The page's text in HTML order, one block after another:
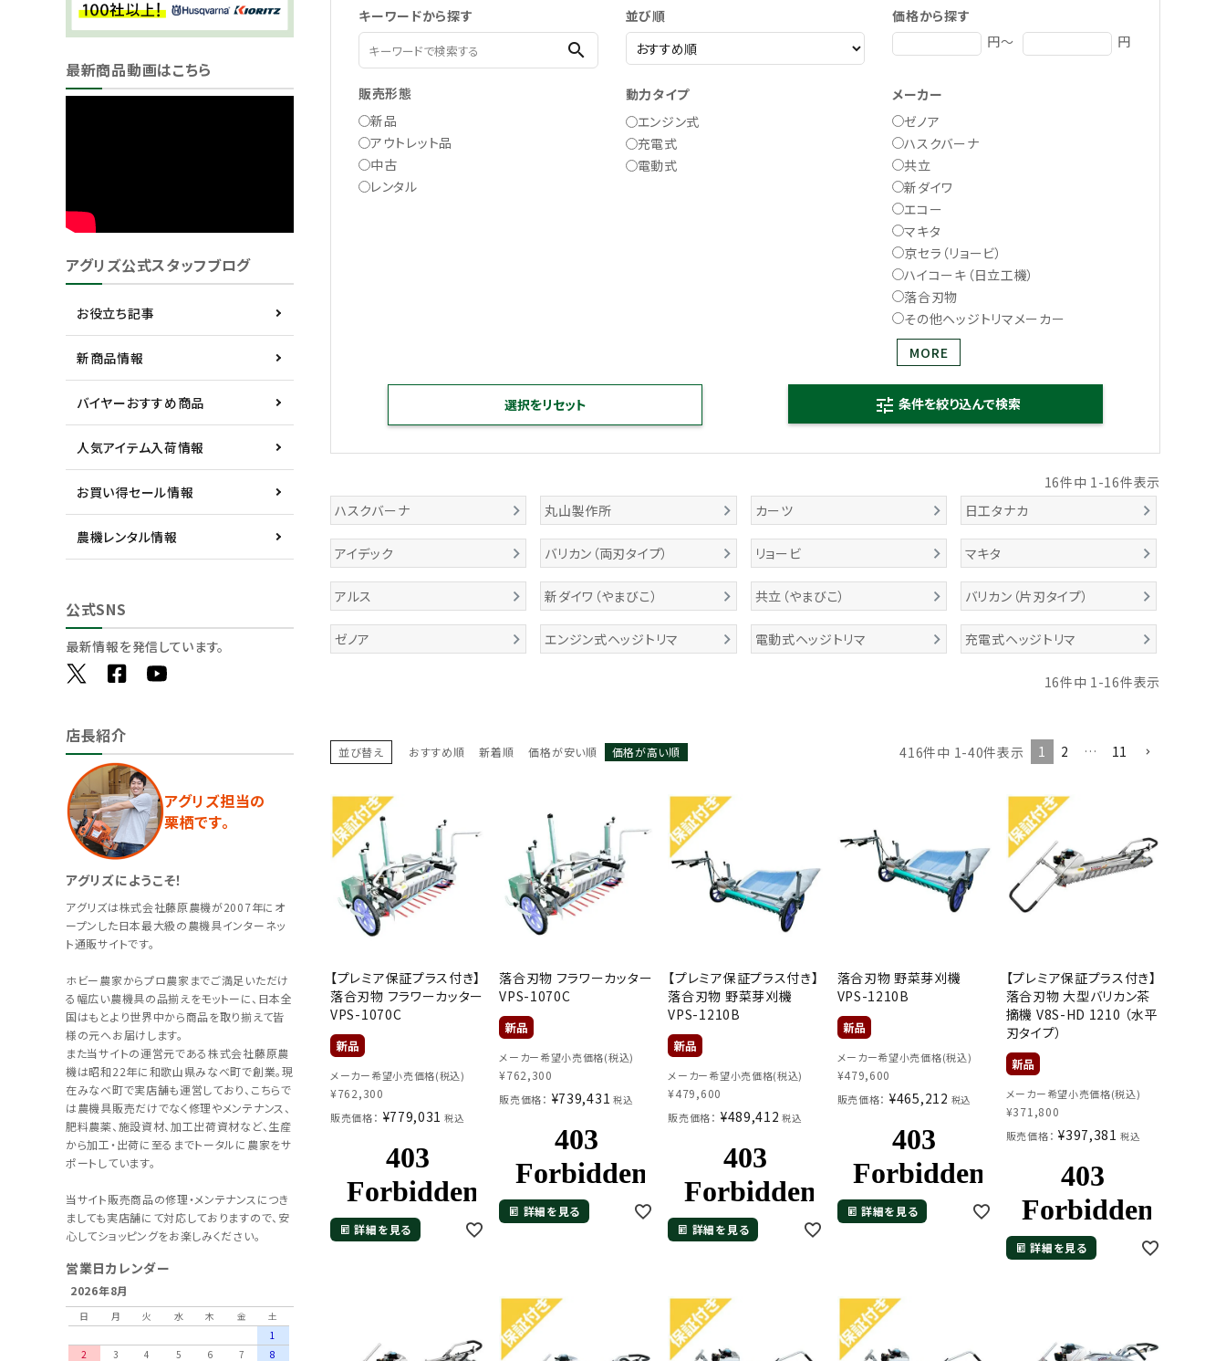
最新商品動画はこちら
アグリズ公式スタッフブログ
お役立ち記事
新商品情報
バイヤーおすすめ商品
人気アイテム入荷情報
お買い得セール情報
農機レンタル情報
公式SNS
最新情報を発信しています。
店長紹介
アグリズ担当の
栗栖です。
アグリズにようこそ！
アグリズは株式会社藤原農機が2007年にオ
ープンした日本最大級の農機具インターネッ
ト通販サイトです。
ホビー農家からプロ農家までご満足いただけ
る幅広い農機具の品揃えをモットーに、日本全
国はもとより世界中から商品を取り揃えて皆
様の元へお届けします。
また当サイトの運営元である株式会社藤原農
機は昭和22年に和歌山県みなべ町で創業。現
在みなべ町で実店舗も運営しており、こちらで
は農機具販売だけでなく修理やメンテナンス、
肥料農薬、施設資材、加工出荷資材など、生産
から加工・出荷に至るまでトータルに農家をサ
ポートしています。
当サイト販売商品の修理・メンテナンスにつき
ましても実店舗にて対応しておりますので、安
心してショッピングをお楽しみください。
営業日カレンダー
2026年8月
日 月 火 水 木 金
土
1
2
3 4 5 6 7 8
キーワードから探す
search
販売形態
新品
アウトレット品
中古
レンタル
並び順
動力タイプ
エンジン式
充電式
電動式
価格から探す
円～
円
メーカー
ゼノア
ハスクバーナ
共立
新ダイワ
エコー
マキタ
京セラ（リョービ）
ハイコーキ（日立工機）
落合刃物
その他ヘッジトリマメーカー
MORE
tune 条件を絞り込んで検索
16件中 1 -16件表示
ハスクバーナ
丸山製作所 カーツ 日工タナカ
アイデック バリカン（両刃タイプ） リョービ マキタ
アルス 新ダイワ（やまびこ） 共立（やまびこ） バリカン（片刃タイプ）
ゼノア エンジン式ヘッジトリマ 電動式ヘッジトリマ 充電式ヘッジトリマ
16件中 1 -16件表示
並び替え おすすめ順 新着順 価格が安い順 価格が高い順 416件中 1 -40件表示 1 2 … 11
【プレミア保証プラス付き】
落合刃物 フラワーカッター
VPS-1070C
メーカー希望小売価格(税込)
¥762,300
販売価格： ¥779,031 税込
詳細を見る
落合刃物 フラワーカッター
VPS-1070C
メーカー希望小売価格(税込)
¥762,300
販売価格： ¥739,431 税込
詳細を見る
【プレミア保証プラス付き】
落合刃物 野菜芽刈機
VPS-1210B
メーカー希望小売価格(税込)
¥479,600
販売価格： ¥489,412 税込
詳細を見る
落合刃物 野菜芽刈機
VPS-1210B
メーカー希望小売価格(税込)
¥479,600
販売価格： ¥465,212 税込
詳細を見る
【プレミア保証プラス付き】
落合刃物 大型バリカン茶
摘機 V8S-HD 1210 （水平
刃タイプ）
メーカー希望小売価格(税込)
¥371,800
販売価格： ¥397,381 税込
詳細を見る